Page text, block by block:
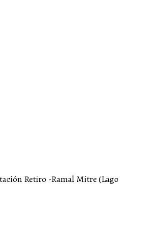
Retiro -Ramal Mitre (Lago